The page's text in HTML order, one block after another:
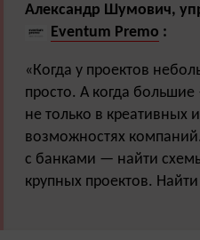
Александр Шумович,
Eventum Premo :
«Когда у проектов
просто. А когда
не только в креативных
возможностях
с банками — найти
крупных проектов.